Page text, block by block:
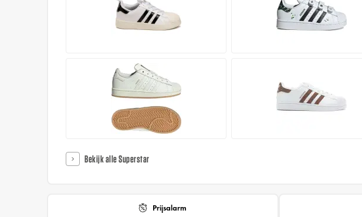
Bekijk alle Superstar
Prijsalarm